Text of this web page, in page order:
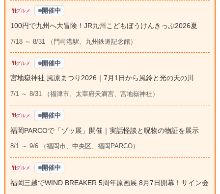
グルメ 開催中
100円で九州へ大冒険！JR九州こどもぼうけんきっぷ2026夏
7/18 ～ 8/31 （門司港駅、九州鉄道記念館）
グルメ 開催中
宮地嶽神社 風凛まつり2026｜7月1日から風鈴と光の天の川
7/1 ～ 8/31 （福津市、太宰府天満宮、宮地嶽神社）
グルメ 開催中
福岡PARCOで「ゾッ展」開催｜実話怪談と呪物の物証を展示
8/1 ～ 9/6 （福岡市、中央区、福岡PARCO）
グルメ 開催中
福岡三越でWIND BREAKER 5周年原画展 8月7日開幕！サイン会